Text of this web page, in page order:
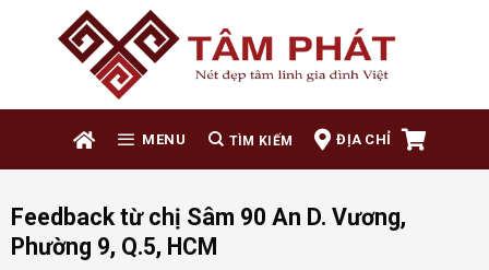
MENU ĐỊA CHỈ
Feedback từ chị Sâm 90 An D. Vương,
Phường 9, Q.5, HCM